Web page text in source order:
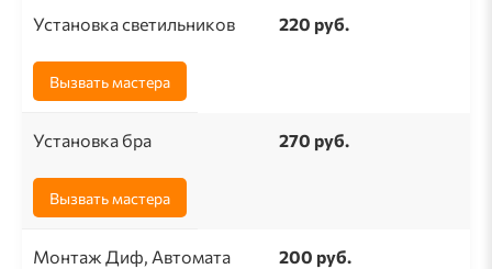
Установка светильников 220 руб.
Вызвать мастера
Установка бра 270 руб.
Вызвать мастера
Монтаж Диф, Автомата 200 руб.